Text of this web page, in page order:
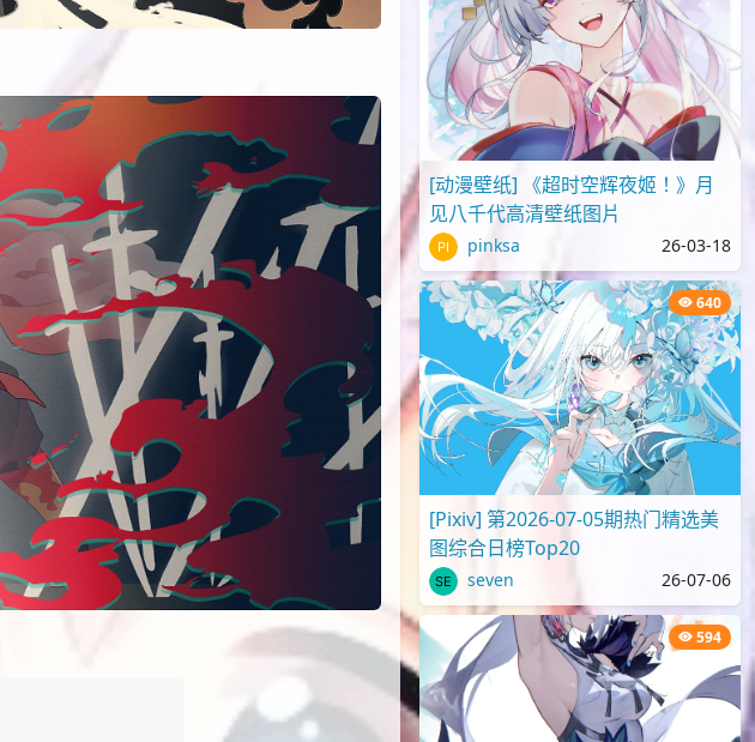
[动漫壁纸] 《超时空辉夜姬！》月
见八千代高清壁纸图片
pinksa 26-03-18
640
[Pixiv] 第2026-07-05期热门精选美
图综合日榜Top20
seven 26-07-06
594